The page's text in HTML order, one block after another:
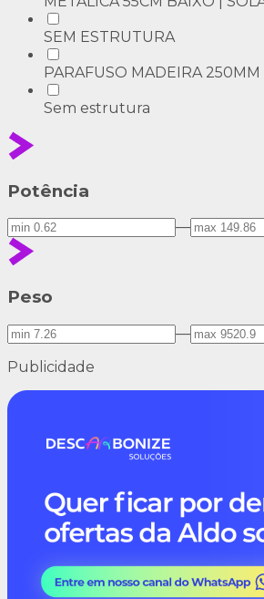
SEM ESTRUTURA
PARAFUSO MADEIRA 250MM
Sem estrutura
Potência
—
Peso
—
Publicidade